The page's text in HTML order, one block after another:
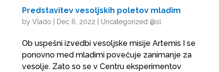
Predstavitev vesoljskih poletov mladim
by Vlado Dec 6, 2022 Uncategorized @sl
Ob uspešni izvedbi vesoljske misije Artemis I se
ponovno med mladimi povečuje zanimanje za
vesolje. Zato so se v Centru eksperimentov